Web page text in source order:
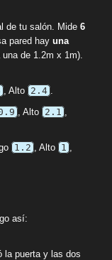
de tu salón. Mide 6
pared hay una
una de 1.2m x 1m).
, Alto 2.4
, Alto 2.1
1.2 , Alto 1
así:
la puerta y las dos